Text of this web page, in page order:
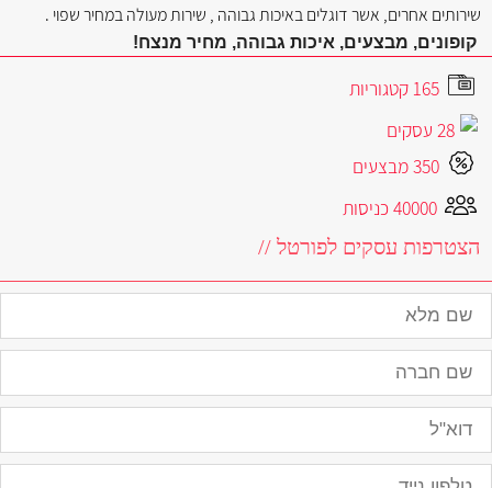
שירותים אחרים, אשר דוגלים באיכות גבוהה , שירות מעולה במחיר שפוי .
קופונים, מבצעים, איכות גבוהה, מחיר מנצח!
165 קטגוריות
28 עסקים
350 מבצעים
40000 כניסות
הצטרפות עסקים לפורטל //